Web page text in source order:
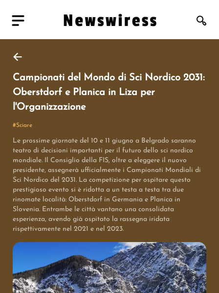
Campionati del Mondo di Sci Nordico 2031:
Oberstdorf e Planica in Liza per
l'Organizzazione
#Sciare
Le prossime giornate del 10 e 11 giugno a Belgrado saranno
teatro di decisioni importanti per il futuro dello sci nordico
mondiale. Il Consiglio della FIS, oltre a eleggere il nuovo
presidente, assegnerà ufficialmente i Campionati Mondiali di
Sci Nordico del 2031. La competizione per ospitare questo
prestigioso evento si è ridotta a un testa a testa tra due
rinomate località: Oberstdorf in Germania e Planica in
Slovenia. Entrambe le città vantano una consolidata
esperienza, avendo già ospitato la rassegna iridata
rispettivamente nel 2021 e nel 2023.